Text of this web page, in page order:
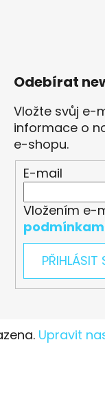
Odebírat
Vložte svůj e-
informace o
e-shopu.
E-mail
Vložením e-
PŘIHLÁSIT
Upravit